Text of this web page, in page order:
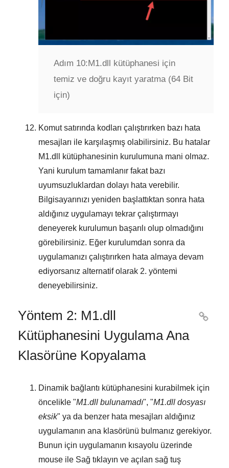
Adım 10:M1.dll kütüphanesi için
temiz ve doğru kayıt yaratma (64 Bit
için)
Komut satırında kodları çalıştırırken bazı hata
mesajları ile karşılaşmış olabilirsiniz. Bu hatalar
M1.dll
kütüphanesinin kurulumuna mani olmaz.
Yani kurulum tamamlanır fakat bazı
uyumsuzluklardan dolayı hata verebilir.
Bilgisayarınızı yeniden başlattıktan sonra hata
aldığınız uygulamayı tekrar çalıştırmayı
deneyerek kurulumun başarılı olup olmadığını
görebilirsiniz. Eğer kurulumdan sonra da
uygulamanızı çalıştırırken hata almaya devam
ediyorsanız alternatif olarak 2. yöntemi
deneyebilirsiniz.
Yöntem 2: M1.dll
Kütüphanesini Uygulama Ana
Klasörüne Kopyalama

Dinamik bağlantı kütüphanesini kurabilmek için
öncelikle "M1.dll bulunamadı", "M1.dll dosyası
eksik" ya da benzer hata mesajları aldığınız
uygulamanın ana klasörünü bulmanız gerekiyor.
Bunun için uygulamanın kısayolu üzerinde
mouse ile Sağ tıklayın ve açılan sağ tuş